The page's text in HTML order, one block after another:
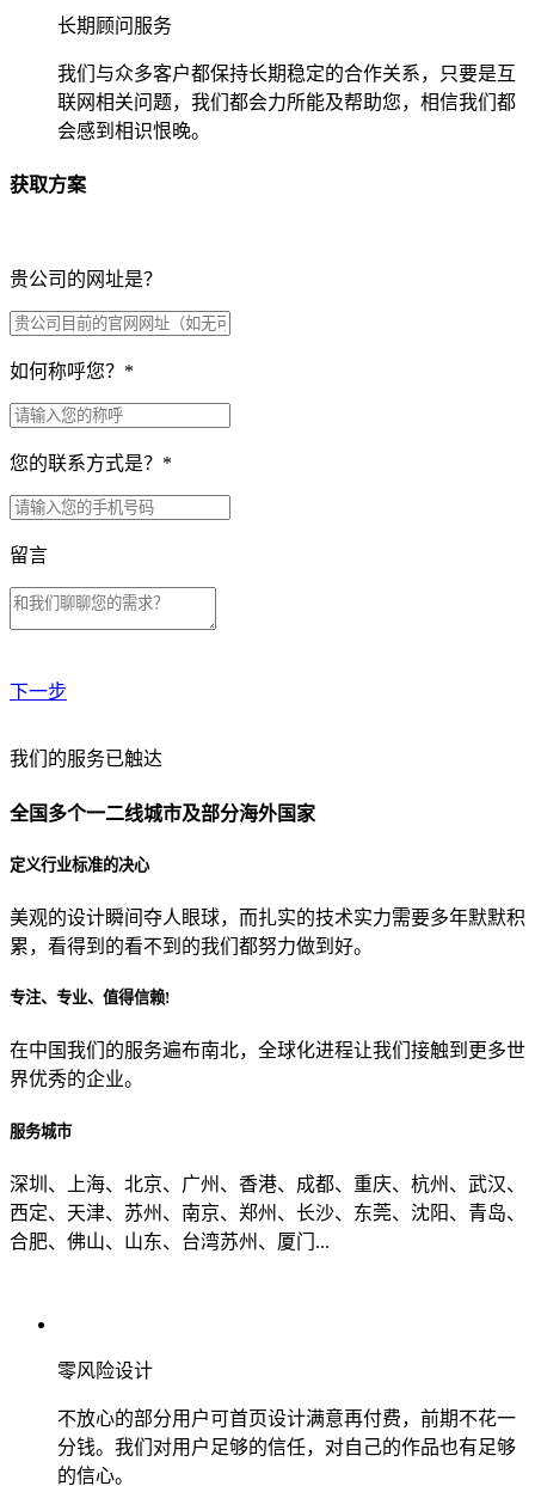
长期顾问服务
我们与众多客户都保持长期稳定的合作关系，只要是互
联网相关问题，我们都会力所能及帮助您，相信我们都
会感到相识恨晚。
获取方案
贵公司的网址是？
如何称呼您？ *
您的联系方式是？ *
留言
下一步
贵公司预算范围是？
贵公司的团队规模是？
目前主要的营销渠道是？
我们的服务已触达
全国多个一二线城市及部分海外国家
定义行业标准的决心
美观的设计瞬间夺人眼球，而扎实的技术实力需要多年默默积
累，看得到的看不到的我们都努力做到好。
专注、专业、值得信赖!
在中国我们的服务遍布南北，全球化进程让我们接触到更多世
界优秀的企业。
服务城市
深圳、上海、北京、广州、香港、成都、重庆、杭州、武汉、
西定、天津、苏州、南京、郑州、长沙、东莞、沈阳、青岛、
合肥、佛山、山东、台湾苏州、厦门...
零风险设计
不放心的部分用户可首页设计满意再付费，前期不花一
分钱。我们对用户足够的信任，对自己的作品也有足够
的信心。